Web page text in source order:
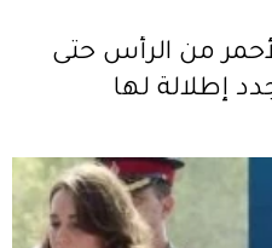
من الرأس حتى
إطلالة لها